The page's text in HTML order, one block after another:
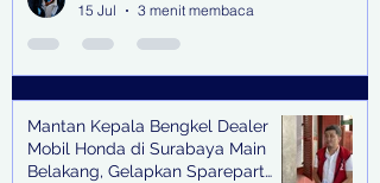
15 Jul
3 menit membaca
Mantan Kepala Bengkel Dealer
Mobil Honda di Surabaya Main
Belakang, Gelapkan Sparepart